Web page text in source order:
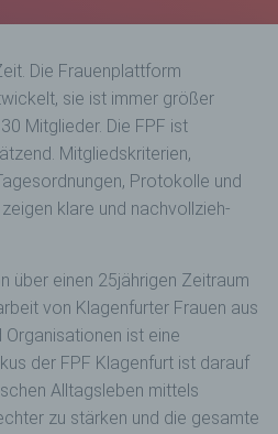
S
N
Die Frauenplattform
sie ist immer größer
Mitglieder. Die FPF ist
Mitgliedskriterien,
Protokolle und
klare und nachvollzieh-
über einen 25jährigen Zeitraum
von Klagenfurter Frauen aus
ist eine
der FPF Klagenfurt ist darauf
Alltagsleben mittels
zu stärken und die gesamte